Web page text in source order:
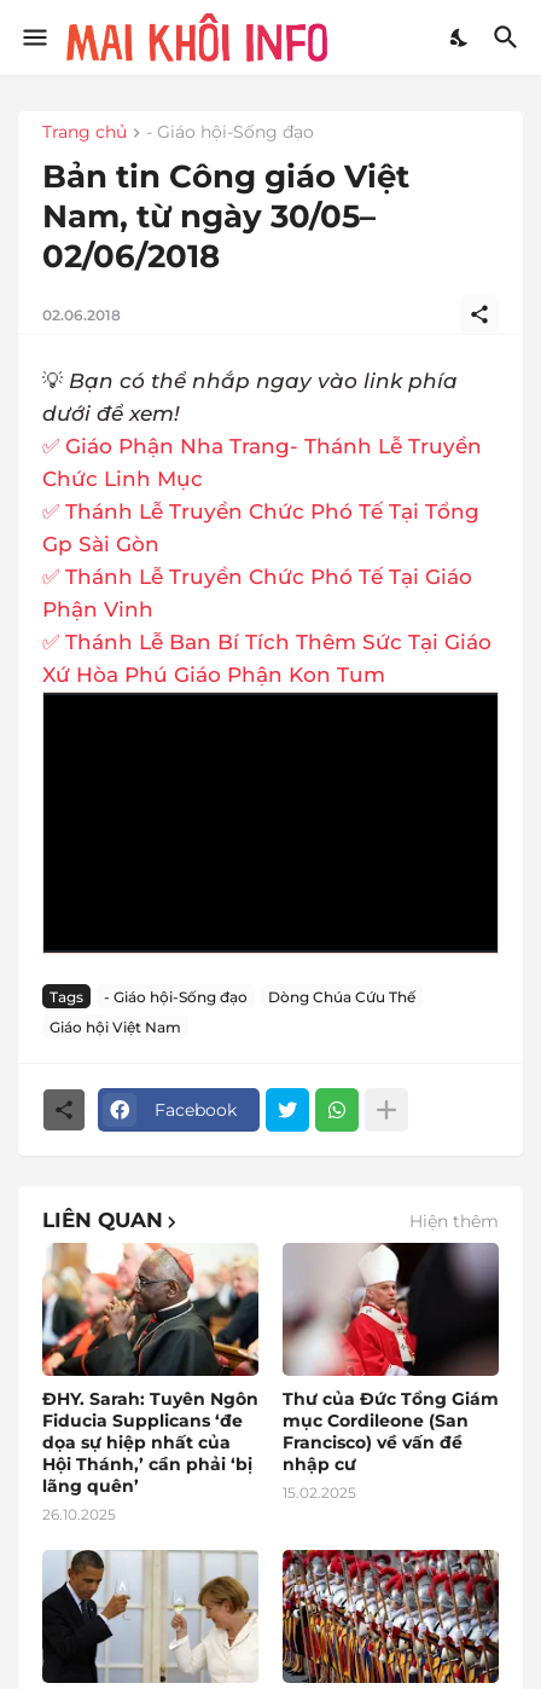
Trang chủ - Giáo hội-Sống đạo
Bản tin Công giáo Việt
Nam, từ ngày 30/05–
02/06/2018
02.06.2018
💡 Bạn có thể nhắp ngay vào link phía
dưới để xem!
✅ Giáo Phận Nha Trang- Thánh Lễ Truyền
Chức Linh Mục
✅ Thánh Lễ Truyền Chức Phó Tế Tại Tổng
Gp Sài Gòn
✅ Thánh Lễ Truyền Chức Phó Tế Tại Giáo
Phận Vinh
✅ Thánh Lễ Ban Bí Tích Thêm Sức Tại Giáo
Xứ Hòa Phú Giáo Phận Kon Tum
Tags - Giáo hội-Sống đạo
Dòng Chúa Cứu Thế
Giáo hội Việt Nam
Facebook
LIÊN QUAN Hiện thêm
ĐHY. Sarah: Tuyên Ngôn
Fiducia Supplicans ‘đe
dọa sự hiệp nhất của
Hội Thánh,’ cần phải ‘bị
lãng quên’
26.10.2025
Thư của Đức Tổng Giám
mục Cordileone (San
Francisco) về vấn đề
nhập cư
15.02.2025